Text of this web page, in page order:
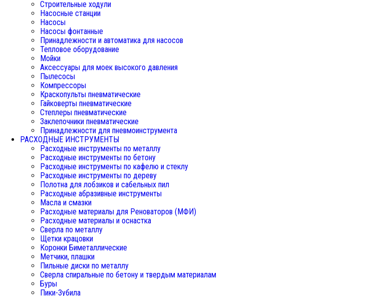
Строительные ходули
Насосные станции
Насосы
Насосы фонтанные
Принадлежности и автоматика для насосов
Тепловое оборудование
Мойки
Аксессуары для моек высокого давления
Пылесосы
Компрессоры
Краскопульты пневматические
Гайковерты пневматические
Степлеры пневматические
Заклепочники пневматические
Принадлежности для пневмоинструмента
РАСХОДНЫЕ ИНСТРУМЕНТЫ
Расходные инструменты по металлу
Расходные инструменты по бетону
Расходные инструменты по кафелю и стеклу
Расходные инструменты по дереву
Полотна для лобзиков и сабельных пил
Расходные абразивные инструменты
Масла и смазки
Расходные материалы для Реноваторов (МФИ)
Расходные материалы и оснастка
Сверла по металлу
Щетки крацовки
Коронки Биметаллические
Метчики, плашки
Пильные диски по металлу
Сверла спиральные по бетону и твердым материалам
Буры
Пики-Зубила